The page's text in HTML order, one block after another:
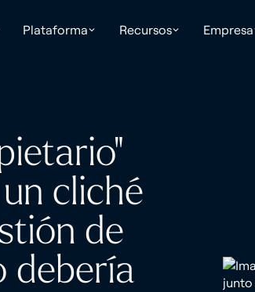
Plataforma Recursos Empresa
cliché
de
debería